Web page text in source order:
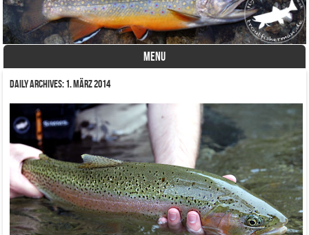
MENU
Skip to content
Daily Archives:1. März 2014